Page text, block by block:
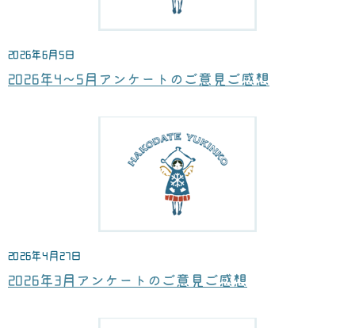
2026年6月5日
2026年4～5月アンケートのご意見ご感想
2026年4月27日
2026年3月アンケートのご意見ご感想